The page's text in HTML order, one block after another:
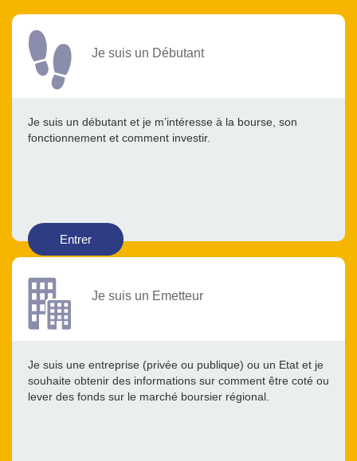
Je suis un Débutant
Je suis un débutant et je m’intéresse à la bourse, son
fonctionnement et comment investir.
Entrer
Je suis un Emetteur
Je suis une entreprise (privée ou publique) ou un Etat et je
souhaite obtenir des informations sur comment être coté ou
lever des fonds sur le marché boursier régional.